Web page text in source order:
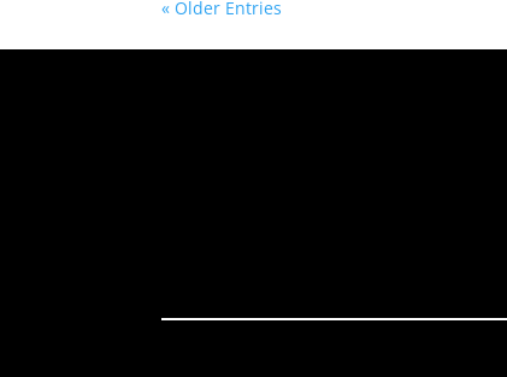
« Older Entries